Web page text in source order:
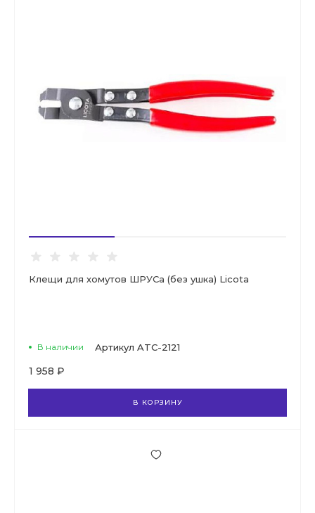
Клещи для хомутов ШРУСа (без ушка) Licota
В наличии Артикул ATC-2121
1 958 ₽
В КОРЗИНУ